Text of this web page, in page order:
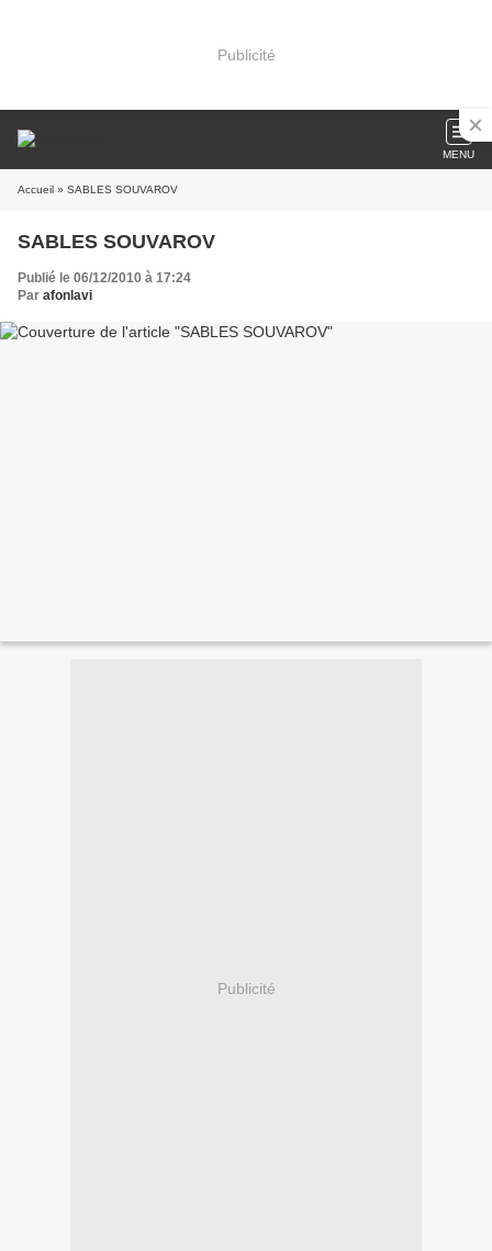
Publicité
MENU
Accueil » SABLES SOUVAROV
SABLES SOUVAROV
Publié le 06/12/2010 à 17:24
Par afonlavi
Publicité